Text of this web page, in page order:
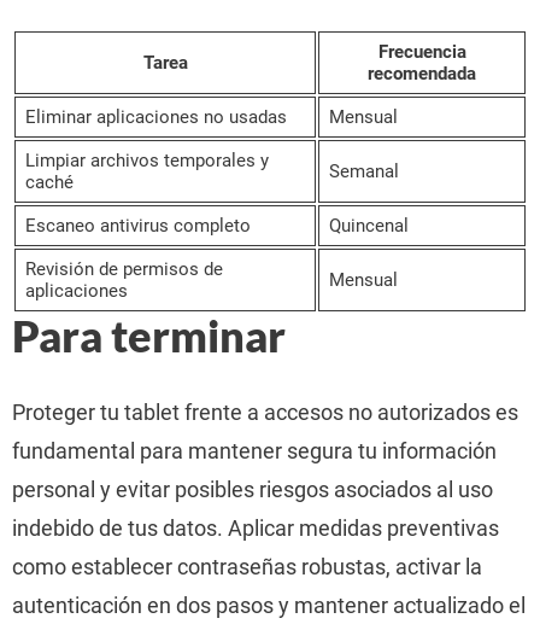
Tarea
Frecuencia
recomendada
Eliminar aplicaciones no usadas
Mensual
Limpiar archivos temporales y
caché
Semanal
Escaneo antivirus completo
Quincenal
Revisión de permisos de
aplicaciones
Mensual
Para terminar
Proteger tu tablet frente a accesos no autorizados es
fundamental para mantener segura tu información
personal y evitar posibles riesgos asociados al uso
indebido de tus datos. Aplicar medidas preventivas
como establecer contraseñas robustas, activar la
autenticación en dos pasos y mantener actualizado el